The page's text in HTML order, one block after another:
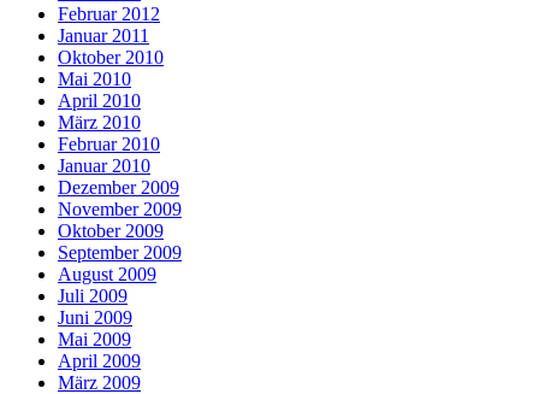
Februar 2012
Januar 2011
Oktober 2010
Mai 2010
April 2010
März 2010
Februar 2010
Januar 2010
Dezember 2009
November 2009
Oktober 2009
September 2009
August 2009
Juli 2009
Juni 2009
Mai 2009
April 2009
März 2009